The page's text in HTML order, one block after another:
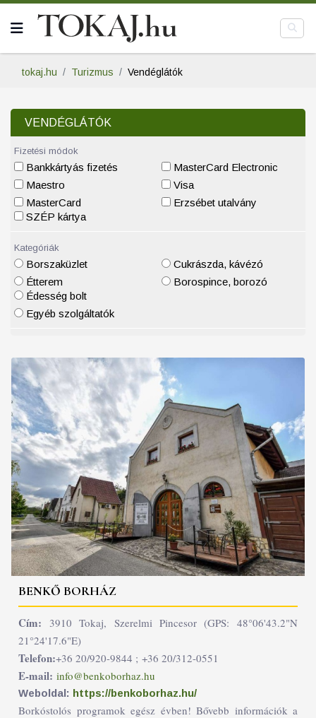
tokaj.hu Turizmus Vendéglátók
VENDÉGLÁTÓK
Fizetési módok
Bankkártyás fizetés
Maestro
MasterCard
MasterCard Electronic
Visa
Erzsébet utalvány
SZÉP kártya
Kategóriák
Borszaküzlet
Étterem
Cukrászda, kávézó
Borospince, borozó
Édesség bolt
Egyéb szolgáltatók
BENKŐ BORHÁZ
Cím: 3910 Tokaj, Szerelmi Pincesor (GPS: 48°06'43.2"N
21°24'17.6"E)
Telefon:+36 20/920-9844 ; +36 20/312-0551
E-mail: info@benkoborhaz.hu
Weboldal: https://benkoborhaz.hu/
Borkóstolós programok egész évben! Bővebb információk a